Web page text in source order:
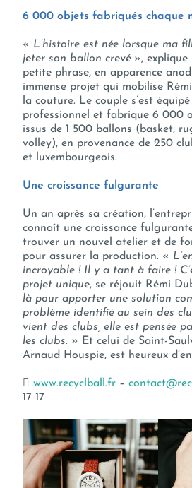
6 000 objets fabriqués chaque
« L’histoire est née lorsque ma
jeter son ballon crevé», explique
petite phrase, en apparence
immense projet qui mobilise
la couture. Le couple s’est
professionnel et fabrique 6 000
issus de 1 500 ballons (basket,
volley), en provenance de 250
et luxembourgeois.
Une croissance fulgurante
Un an après sa création,
connaît une croissance
trouver un nouvel atelier et de
pour assurer la production. «
incroyable ! Il y a tant à faire !
projet unique, se réjouit Rémi
là pour apporter une solution
problème identifié au sein des
vient des clubs, elle est pensée
les clubs. » Et celui de Saint-
Arnaud Houspie, est heureux
www.recyclball.fr –
17 17